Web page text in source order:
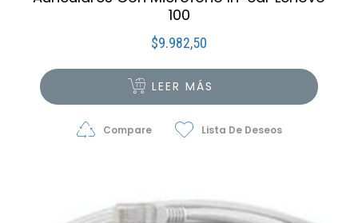
100
$9.982,50
LEER MÁS
Compare Lista De Deseos